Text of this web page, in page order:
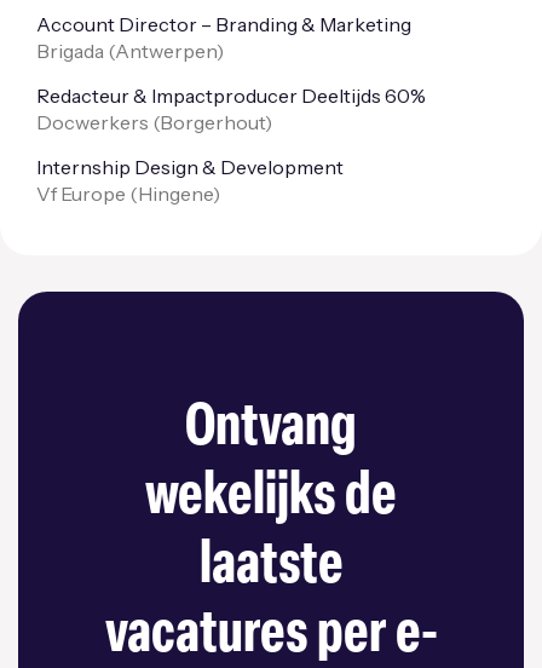
Account Director – Branding & Marketing
Brigada (Antwerpen)
Redacteur & Impactproducer Deeltijds 60%
Docwerkers (Borgerhout)
Internship Design & Development
Vf Europe (Hingene)
Ontvang
wekelijks de
laatste
vacatures per e-